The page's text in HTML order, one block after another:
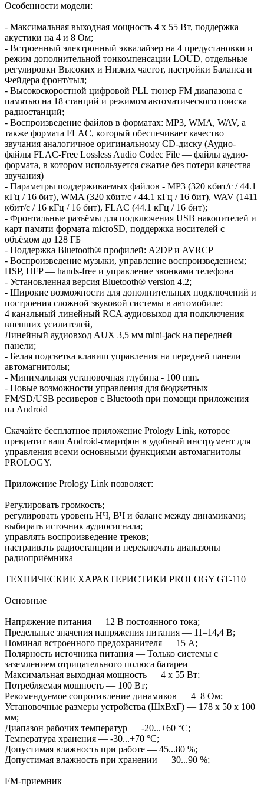
Особенности модели:
- Максимальная выходная мощность 4 х 55 Вт, поддержка
акустики на 4 и 8 Ом;
- Встроенный электронный эквалайзер на 4 предустановки и
режим дополнительной тонкомпенсации LOUD, отдельные
регулировки Высоких и Низких частот, настройки Баланса и
Фейдера фронт/тыл;
- Высокоскоростной цифровой PLL тюнер FM диапазона с
памятью на 18 станций и режимом автоматического поиска
радиостанций;
- Воспроизведение файлов в форматах: MP3, WMA, WAV, а
также формата FLAC, который обеспечивает качество
звучания аналогичное оригинальному CD-диску (Аудио-
файлы FLAC-Free Lossless Audio Codec File — файлы аудио-
формата, в котором используется сжатие без потери качества
звучания)
- Параметры поддерживаемых файлов - MP3 (320 кбит/с / 44.1
кГц / 16 бит), WMA (320 кбит/с / 44.1 кГц / 16 бит), WAV (1411
кбит/с / 16 кГц / 16 бит), FLAC (44.1 кГц / 16 бит);
- Фронтальные разъёмы для подключения USB накопителей и
карт памяти формата microSD, поддержка носителей с
объёмом до 128 ГБ
- Поддержка Bluetooth® профилей: A2DP и AVRCP
- Воспроизведение музыки, управление воспроизведением;
HSP, HFP — hands-free и управление звонками телефона
- Установленная версия Bluetooth® version 4.2;
- Широкие возможности для дополнительных подключений и
построения сложной звуковой системы в автомобиле:
4 канальный линейный RCA аудиовыход для подключения
внешних усилителей,
Линейный аудиовход AUX 3,5 мм mini-jack на передней
панели;
- Белая подсветка клавиш управления на передней панели
автомагнитолы;
- Минимальная установочная глубина - 100 mm.
- Новые возможности управления для бюджетных
FM/SD/USB ресиверов с Bluetooth при помощи приложения
на Android
Скачайте бесплатное приложение Prology Link, которое
превратит ваш Android-смартфон в удобный инструмент для
управления всеми основными функциями автомагнитолы
PROLOGY.
Приложение Prology Link позволяет:
Регулировать громкость;
регулировать уровень НЧ, ВЧ и баланс между динамиками;
выбирать источник аудиосигнала;
управлять воспроизведение треков;
настраивать радиостанции и переключать диапазоны
радиоприёмника
ТЕХНИЧЕСКИЕ ХАРАКТЕРИСТИКИ PROLOGY GT-110
Основные
Напряжение питания — 12 В постоянного тока;
Предельные значения напряжения питания — 11–14,4 В;
Номинал встроенного предохранителя — 15 А;
Полярность источника питания — Только системы с
заземлением отрицательного полюса батареи
Максимальная выходная мощность — 4 x 55 Вт;
Потребляемая мощность — 100 Вт;
Рекомендуемое сопротивление динамиков — 4–8 Ом;
Установочные размеры устройства (ШxВxГ) — 178 x 50 x 100
мм;
Диапазон рабочих температур — -20...+60 °С;
Температура хранения — -30...+70 °С;
Допустимая влажность при работе — 45...80 %;
Допустимая влажность при хранении — 30...90 %;
FM-приемник